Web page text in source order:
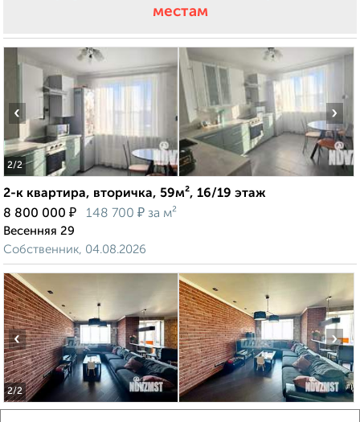
местам
2/2
‹ ›
2-к квартира, вторичка, 59м², 16/19 этаж
8 800 000 ₽ 148 700 ₽ за м²
Весенняя 29
Собственник, 04.08.2026
2/2
‹ ›